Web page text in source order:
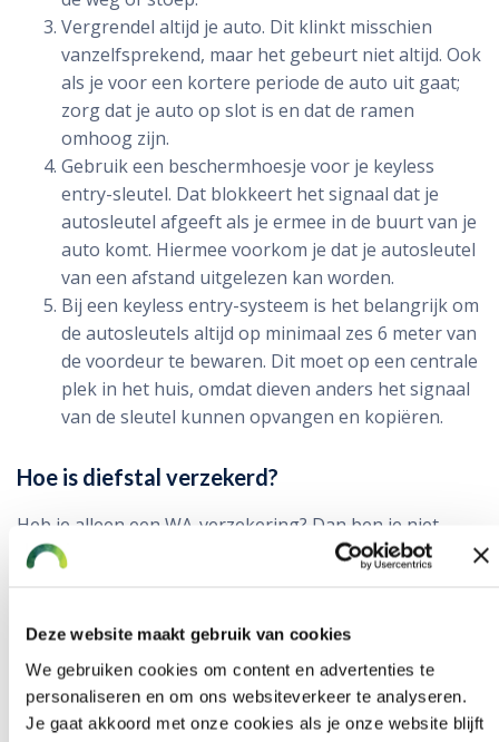
Deze website maakt gebruik van cookies
We gebruiken cookies om content en advertenties te
personaliseren en om ons websiteverkeer te analyseren.
Je gaat akkoord met onze cookies als je onze website blijft
Vergrendel altijd je auto. Dit klinkt misschien
vanzelfsprekend, maar het gebeurt niet altijd. Ook
als je voor een kortere periode de auto uit gaat;
zorg dat je auto op slot is en dat de ramen
omhoog zijn.
Gebruik een beschermhoesje voor je keyless
entry-sleutel. Dat blokkeert het signaal dat je
autosleutel afgeeft als je ermee in de buurt van je
auto komt. Hiermee voorkom je dat je autosleutel
van een afstand uitgelezen kan worden.
Bij een keyless entry-systeem is het belangrijk om
de autosleutels altijd op minimaal zes 6 meter van
de voordeur te bewaren. Dit moet op een centrale
plek in het huis, omdat dieven anders het signaal
van de sleutel kunnen opvangen en kopiëren.
Hoe is diefstal verzekerd?
Heb je alleen een WA-verzekering? Dan ben je niet
verzekerd voor diefstal van je auto. Alleen een beperkt
Door de stijgende diefstalcijfers en hogere
schadelasten stellen verzekeraars vaker eisen aan
beveiliging, zoals een SCM-goedgekeurd alarmsysteem.